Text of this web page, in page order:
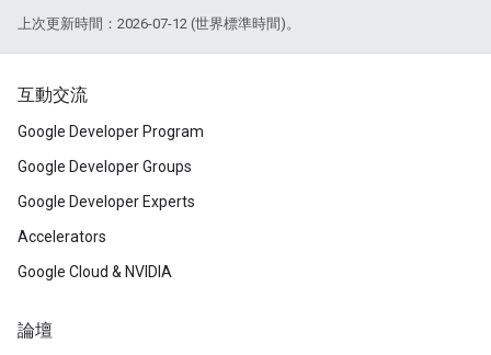
上次更新時間：2026-07-12 (世界標準時間)。
互動交流
Google Developer Program
Google Developer Groups
Google Developer Experts
Accelerators
Google Cloud & NVIDIA
論壇